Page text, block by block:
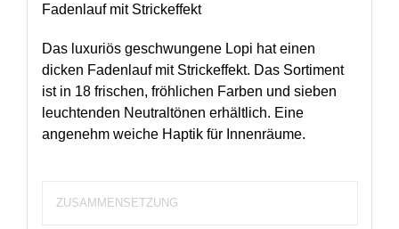
Fadenlauf mit Strickeffekt
Das luxuriös geschwungene Lopi hat einen
dicken Fadenlauf mit Strickeffekt. Das Sortiment
ist in 18 frischen, fröhlichen Farben und sieben
leuchtenden Neutraltönen erhältlich. Eine
angenehm weiche Haptik für Innenräume.
ZUSAMMENSETZUNG